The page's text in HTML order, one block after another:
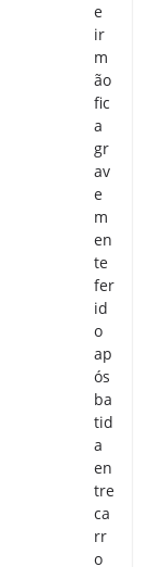
e
ir
m
ão
fic
a
gr
av
e
m
en
te
fer
id
o
ap
ós
ba
tid
a
en
tre
ca
rr
o